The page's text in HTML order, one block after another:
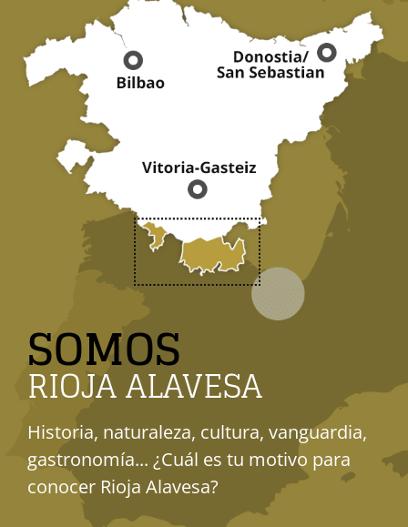
SOMOS
RIOJA ALAVESA
Historia, naturaleza, cultura, vanguardia,
gastronomía... ¿Cuál es tu motivo para
conocer Rioja Alavesa?